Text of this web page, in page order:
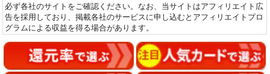
必ず各社のサイトをご確認ください。なお、当サイトはアフィリエイト広
告を採用しており、掲載各社のサービスに申し込むとアフィリエイトプロ
グラムによる収益を得る場合があります。